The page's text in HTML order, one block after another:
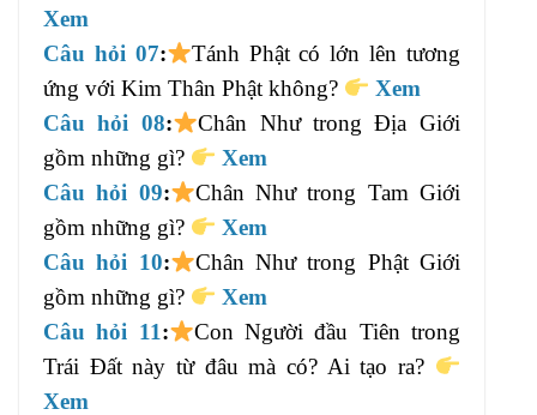
Xem
Câu hỏi 07:
Tánh Phật có lớn lên tương
ứng với Kim Thân Phật không?
Xem
Câu hỏi 08:
Chân Như trong Địa Giới
gồm những gì?
Xem
Câu hỏi 09:
Chân Như trong Tam Giới
gồm những gì?
Xem
Câu hỏi 10:
Chân Như trong Phật Giới
gồm những gì?
Xem
Câu hỏi 11:
Con Người đầu Tiên trong
Trái Đất này từ đâu mà có? Ai tạo ra?
Xem